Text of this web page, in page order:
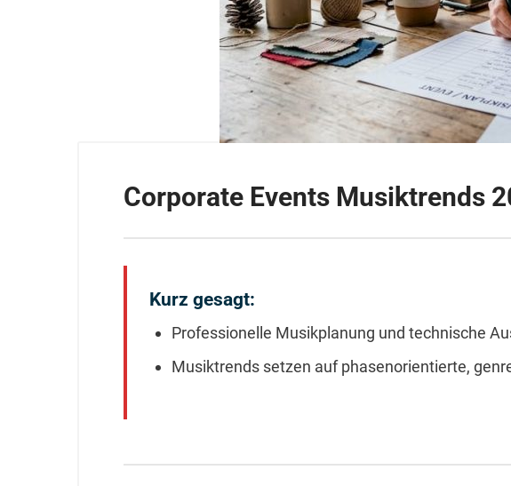
Corporate Events Musiktrends
Kurz gesagt:
Professionelle Musikplanung und technische
Musiktrends setzen auf phasenorientierte,